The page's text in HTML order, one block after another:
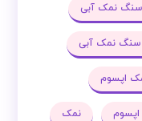
نمک آبی
نمک آبی
اپسوم
نمک